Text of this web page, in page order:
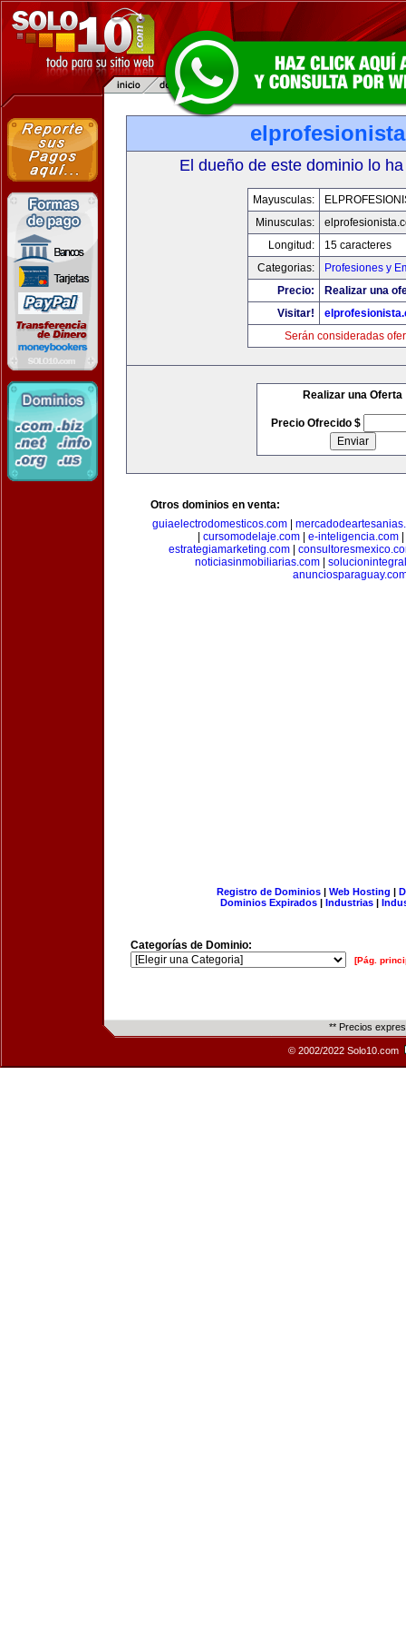
El dueño de este dominio lo
Mayusculas:
Minusculas:
Longitud:
15 caracteres
Categorias:
Profesiones y
Precio:
Realizar una
Visitar!
Serán consideradas
Realizar una Oferta
Precio Ofrecido $
Otros dominios en venta:
guiaelectrodomesticos.com
cursomodelaje.com| e-inteligencia.com|
estrategiamarketing.com|
noticiasinmobiliarias.com
Registro de Dominios| Web Hosting |
Dominios Expirados | Industrias |
Categorías de Dominio:
[Pág.
** Precios
© 2002/2022 Solo10.com